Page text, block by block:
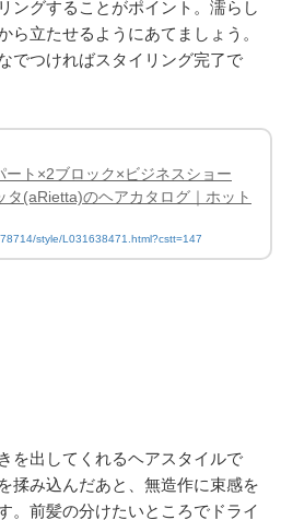
ングすることがポイント。濡らし
ら立たせるようにあてましょう。
でつければスタイリング完了で
ート×2ブロック×ビジネスショー
タ(aRietta)のヘアカタログ｜ホット
style/L031638471.html?cstt=147
を出してくれるヘアスタイルで
揉み込んだあと、無造作に束感を
。前髪の分けたいところでドライ